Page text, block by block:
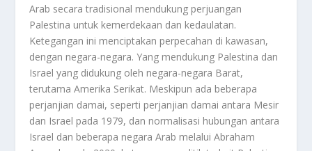
Arab secara tradisional mendukung perjuangan
Palestina untuk kemerdekaan dan kedaulatan.
Ketegangan ini menciptakan perpecahan di kawasan,
dengan negara-negara. Yang mendukung Palestina dan
Israel yang didukung oleh negara-negara Barat,
terutama Amerika Serikat. Meskipun ada beberapa
perjanjian damai, seperti perjanjian damai antara Mesir
dan Israel pada 1979, dan normalisasi hubungan antara
Israel dan beberapa negara Arab melalui Abraham